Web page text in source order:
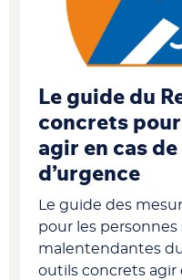
Le guide du
concrets
agir en cas
d’urgence
Le guide des
pour les personnes
malentendantes
outils concrets agir